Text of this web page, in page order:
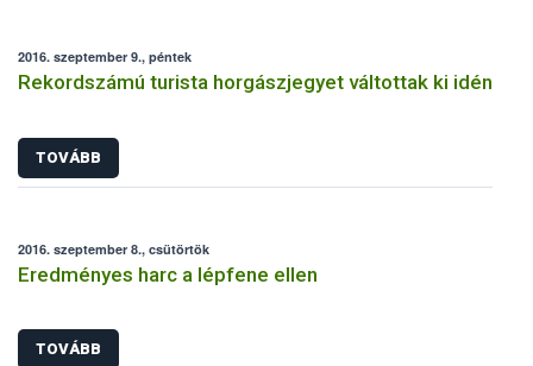
2016. szeptember 9., péntek
Rekordszámú turista horgászjegyet váltottak ki idén
TOVÁBB
2016. szeptember 8., csütörtök
Eredményes harc a lépfene ellen
TOVÁBB